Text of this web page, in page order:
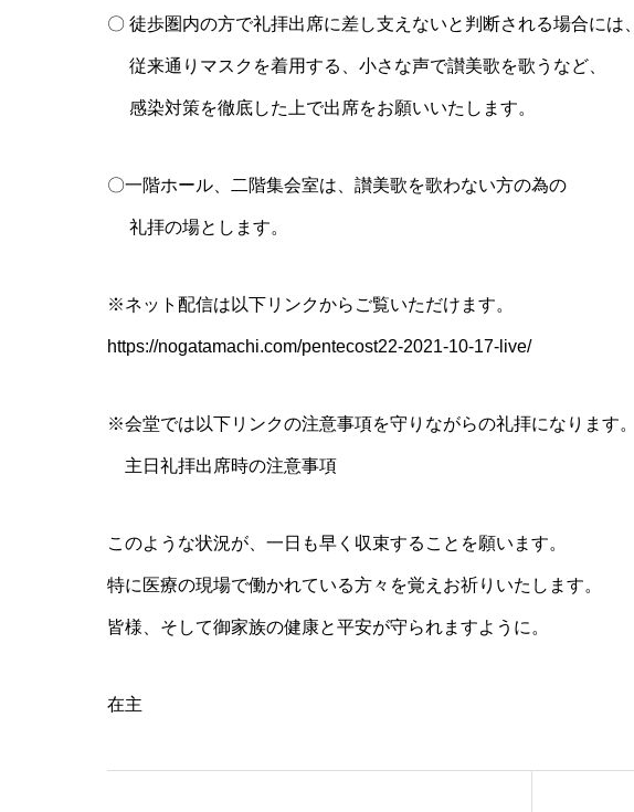
〇 徒歩圏内の方で礼拝出席に差し支えないと判断される場合には、
従来通りマスクを着用する、小さな声で讃美歌を歌うなど、
感染対策を徹底した上で出席をお願いいたします。
〇一階ホール、二階集会室は、讃美歌を歌わない方の為の
礼拝の場とします。
※ネット配信は以下リンクからご覧いただけます。
https://nogatamachi.com/pentecost22-2021-10-17-live/
※会堂では以下リンクの注意事項を守りながらの礼拝になります。
主日礼拝出席時の注意事項
このような状況が、一日も早く収束することを願います。
特に医療の現場で働かれている方々を覚えお祈りいたします。
皆様、そして御家族の健康と平安が守られますように。
在主